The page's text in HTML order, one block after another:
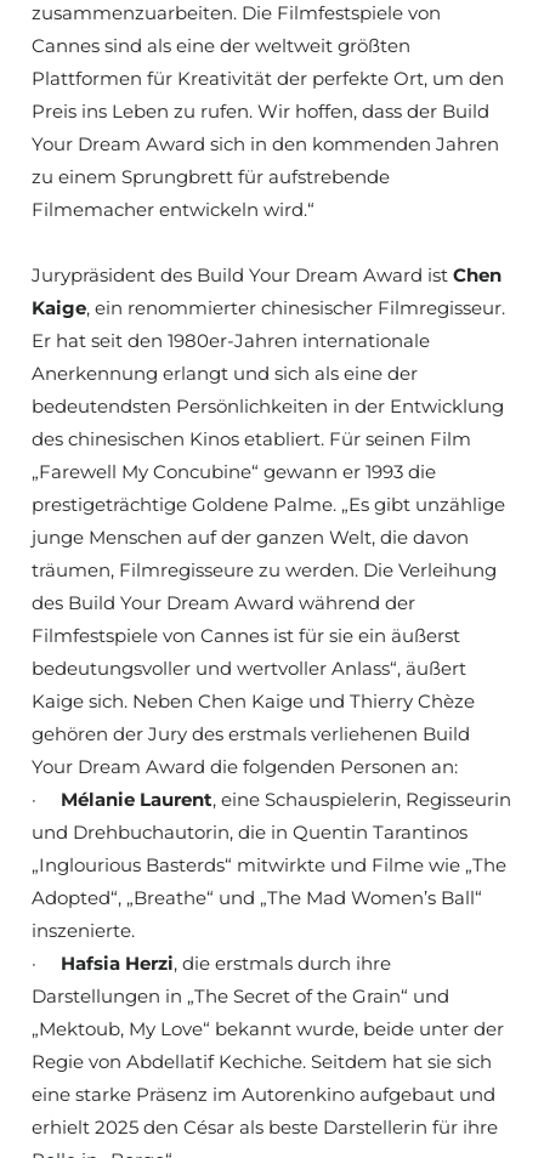
zusammenzuarbeiten. Die Filmfestspiele von
Cannes sind als eine der weltweit größten
Plattformen für Kreativität der perfekte Ort, um den
Preis ins Leben zu rufen. Wir hoffen, dass der Build
Your Dream Award sich in den kommenden Jahren
zu einem Sprungbrett für aufstrebende
Filmemacher entwickeln wird.“
Jurypräsident des Build Your Dream Award istChen
Kaige, ein renommierter chinesischer Filmregisseur.
Er hat seit den 1980er-Jahren internationale
Anerkennung erlangt und sich als eine der
bedeutendsten Persönlichkeiten in der Entwicklung
des chinesischen Kinos etabliert. Für seinen Film
„Farewell My Concubine“ gewann er 1993 die
prestigeträchtige Goldene Palme. „Es gibt unzählige
junge Menschen auf der ganzen Welt, die davon
träumen, Filmregisseure zu werden. Die Verleihung
des Build Your Dream Award während der
Filmfestspiele von Cannes ist für sie ein äußerst
bedeutungsvoller und wertvoller Anlass“, äußert
Kaige sich. Neben Chen Kaige und Thierry Chèze
gehören der Jury des erstmals verliehenen Build
Your Dream Award die folgenden Personen an:
· Mélanie Laurent, eine Schauspielerin, Regisseurin
und Drehbuchautorin, die in Quentin Tarantinos
„Inglourious Basterds“ mitwirkte und Filme wie „The
Adopted“, „Breathe“ und „The Mad Women’s Ball“
inszenierte.
· Hafsia Herzi, die erstmals durch ihre
Darstellungen in „The Secret of the Grain“ und
„Mektoub, My Love“ bekannt wurde, beide unter der
Regie von Abdellatif Kechiche. Seitdem hat sie sich
eine starke Präsenz im Autorenkino aufgebaut und
erhielt 2025 den César als beste Darstellerin für ihre